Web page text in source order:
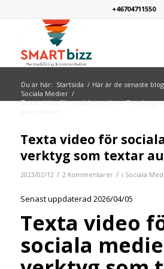
+46704711550
Du är här: Startsida / Här är de senaste
Sociala Medier /
Texta video för sociala medier – 7 verktyg
Texta video för
verktyg som textar
2023/02/12 / 2 Kommentarer / i Sociala
Senast uppdaterad 2026/04/05
Texta video
sociala